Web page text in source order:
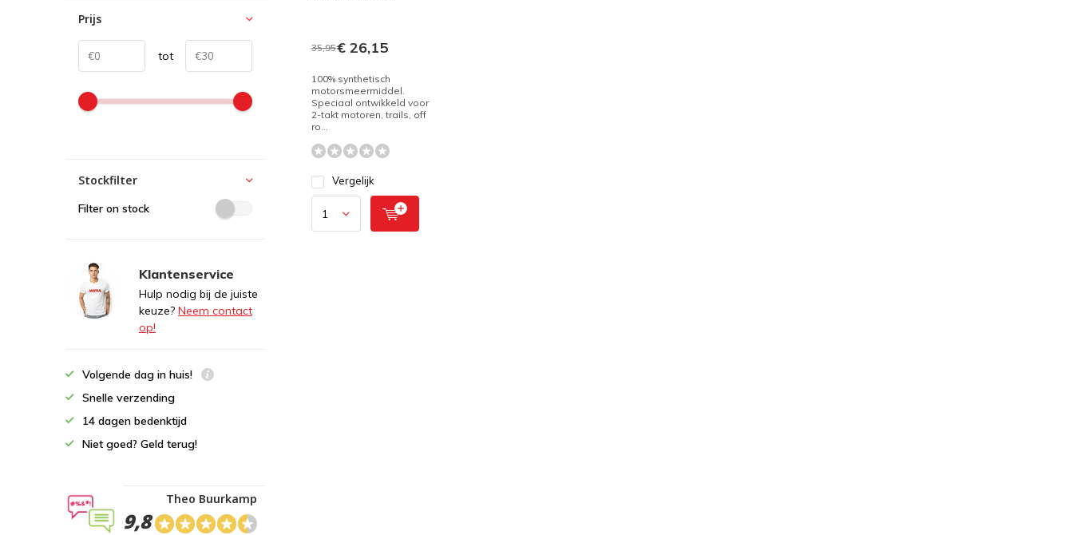
35,95€ 26,15
100% synthetisch
motorsmeermiddel.
Speciaal ontwikkeld voor
2-takt motoren, trails, off
ro...
Vergelijk
Prijs
tot
Stockfilter
Filter on stock
Klantenservice
Hulp nodig bij de juiste
keuze? Neem contact
op!
Volgende dag in huis!
Snelle verzending
14 dagen bedenktijd
Niet goed? Geld terug!
9,8
Theo Buurkamp